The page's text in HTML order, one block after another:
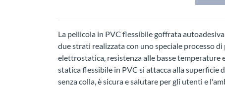
La pellicola in PVC flessibile goffrata
due strati realizzata con uno speciale processo
elettrostatica, resistenza alle basse
statica flessibile in PVC si attacca alla
senza colla, è sicura e salutare per gli utenti e